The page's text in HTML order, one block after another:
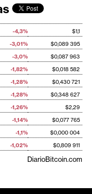
-4,3%
$1,1
-3,01%
$0,089 395
-3,0%
$0,087 963
-1,82%
$0,018 582
-1,28%
$0,430 721
-1,28%
$0,348 627
-1,26%
$2,29
-1,14%
$0,077 765
-1,1%
$0,000 004
-1,02% $0,809 911
DiarioBitcoin.com